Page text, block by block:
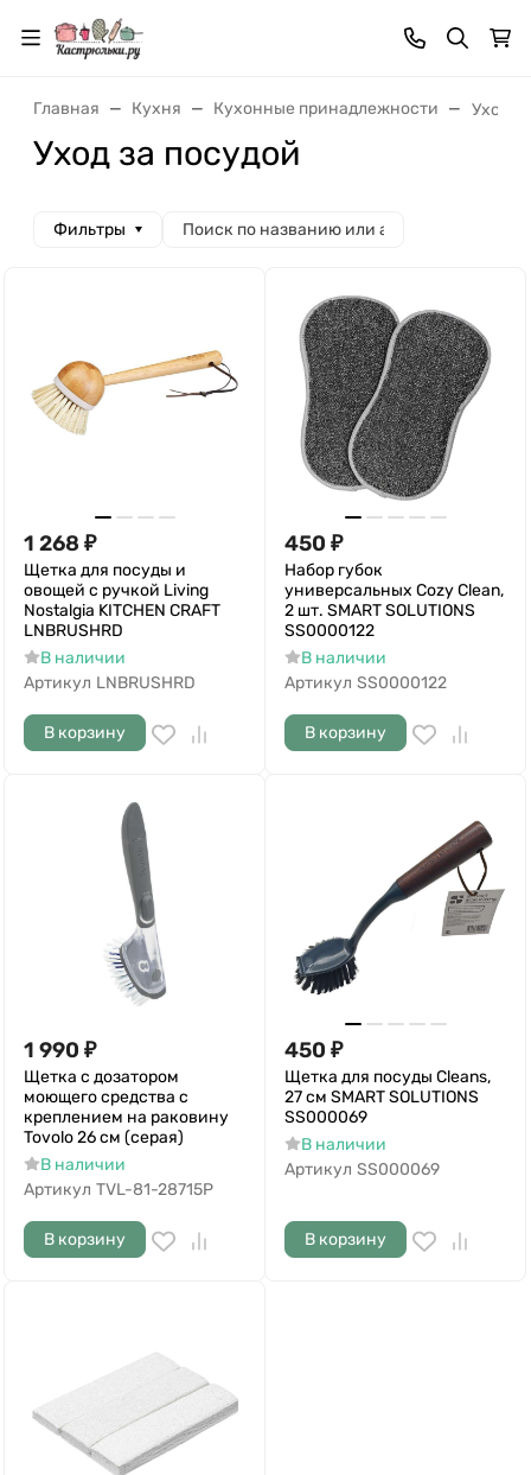
Главная Кухня Кухонные принадлежности Уход
Уход за посудой
Фильтры
1 268 ₽
Щетка для посуды и
овощей с ручкой Living
Nostalgia KITCHEN CRAFT
LNBRUSHRD
В наличии
Артикул LNBRUSHRD
В корзину
450 ₽
Набор губок
универсальных Cozy Clean,
2 шт. SMART SOLUTIONS
SS0000122
В наличии
Артикул SS0000122
В корзину
1 990 ₽
Щетка с дозатором
моющего средства с
креплением на раковину
Tovolo 26 см (серая)
В наличии
Артикул TVL-81-28715P
В корзину
450 ₽
Щетка для посуды Cleans,
27 см SMART SOLUTIONS
SS000069
В наличии
Артикул SS000069
В корзину